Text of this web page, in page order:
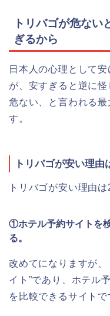
トリバゴが危な
ぎるから
日本人の心理として
が、安すぎると逆に
危ない、と言われる
す。
トリバゴが安い理由
トリバゴが安い理由は
①ホテル予約サイトを
る。
改めてになりますが
イト”であり、ホテル
を比較できるサイトで